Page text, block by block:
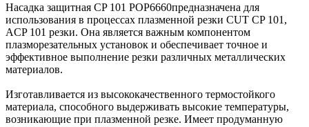
Насадка защитная CP 101 POP6660предназначена для
использования в процессах плазменной резки CUT CP 101,
ACP 101 резки. Она является важным компонентом
плазморезательных установок и обеспечивает точное и
эффективное выполнение резки различных металлических
материалов.
Изготавливается из высококачественного термостойкого
материала, способного выдерживать высокие температуры,
возникающие при плазменной резке. Имеет продуманную